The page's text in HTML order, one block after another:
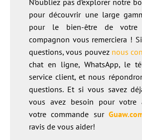
pour découvrir une large
pour le bien-être de votre
compagnon vous remerciera !
questions, vous pouvez nous
chat en ligne, WhatsApp, le
service client, et nous
questions. Et si vous savez
vous avez besoin pour votre
votre commande surGuaw.co
ravis de vous aider!